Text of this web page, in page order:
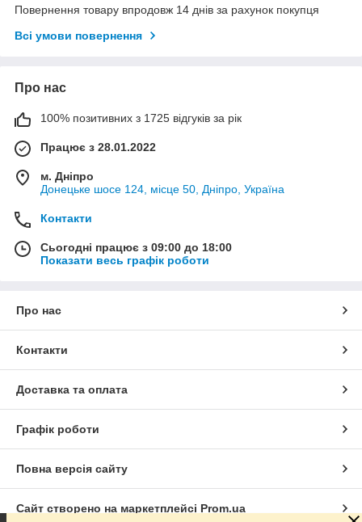
Повернення товару впродовж 14 днів за рахунок покупця
Всі умови повернення
Про нас
100% позитивних з 1725 відгуків за рік
Працює з 28.01.2022
м. Дніпро
Донецьке шосе 124, місце 50, Дніпро, Україна
Контакти
Сьогодні працює з 09:00 до 18:00
Показати весь графік роботи
Про нас
Контакти
Доставка та оплата
Графік роботи
Повна версія сайту
Сайт створено на маркетплейсі Prom.ua